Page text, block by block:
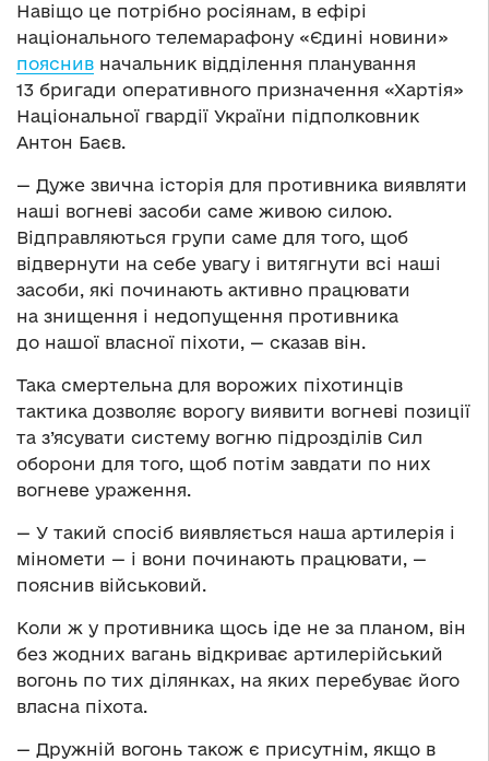
Навіщо це потрібно росіянам, в ефірі
національного телемарафону «Єдині новини»
пояснив начальник відділення планування
13 бригади оперативного призначення «Хартія»
Національної гвардії України підполковник
Антон Баєв.
— Дуже звична історія для противника виявляти
наші вогневі засоби саме живою силою.
Відправляються групи саме для того, щоб
відвернути на себе увагу і витягнути всі наші
засоби, які починають активно працювати
на знищення і недопущення противника
до нашої власної піхоти, — сказав він.
Така смертельна для ворожих піхотинців
тактика дозволяє ворогу виявити вогневі позиції
та з’ясувати систему вогню підрозділів Сил
оборони для того, щоб потім завдати по них
вогневе ураження.
— У такий спосіб виявляється наша артилерія і
міномети — і вони починають працювати, —
пояснив військовий.
Коли ж у противника щось іде не за планом, він
без жодних вагань відкриває артилерійський
вогонь по тих ділянках, на яких перебуває його
власна піхота.
— Дружній вогонь також є присутнім, якщо в